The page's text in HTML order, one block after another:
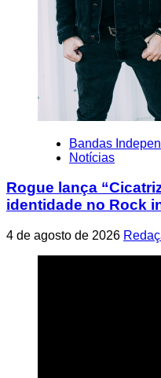
Bandas
Notícias
Rogue lança
identidade no Rock
4 de agosto de 2026